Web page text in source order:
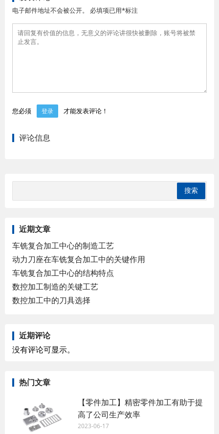
电子邮件地址不会被公开。 必填项已用*标注
您必须 登录 才能发表评论！
评论信息
近期文章
车铣复合加工中心的制造工艺
动力刀座在车铣复合加工中的关键作用
车铣复合加工中心的结构特点
数控加工制造的关键工艺
数控加工中的刀具选择
近期评论
没有评论可显示。
热门文章
【零件加工】精密零件加工有助于提
高了公司生产效率
2023-06-17